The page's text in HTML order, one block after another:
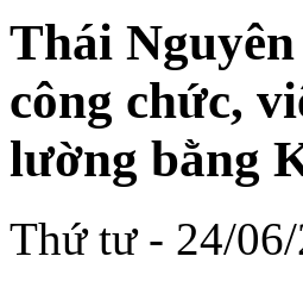
Thái
công chức,
lường bằng
Thứ tư - 24/